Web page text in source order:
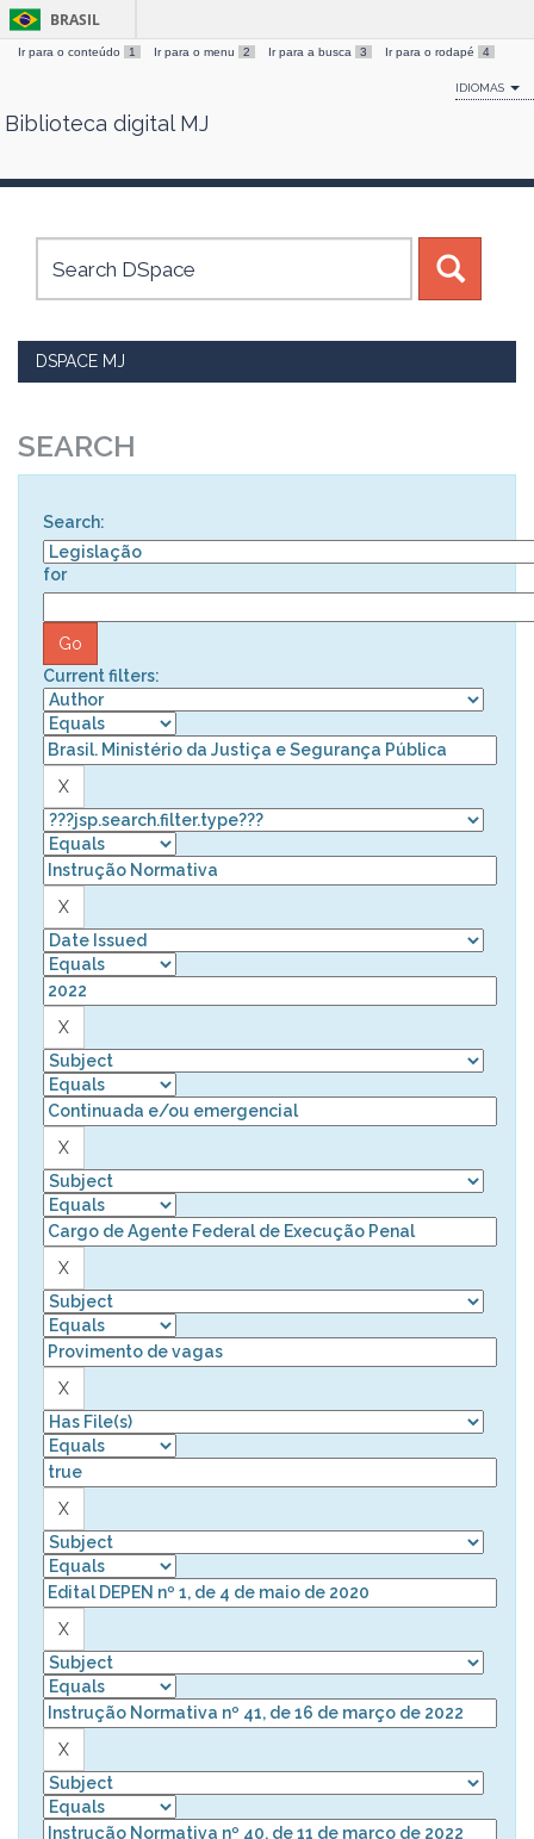
Skip
BRASIL
Ir para o conteúdo 1 Ir para o menu 2 Ir para a busca 3 Ir para o rodapé 4
IDIOMAS
Biblioteca digital MJ
DSPACE MJ
SEARCH
Search:
for
Current filters: